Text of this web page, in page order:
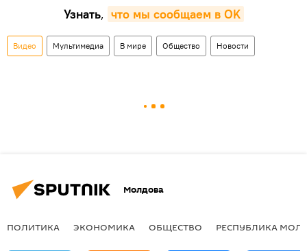
Узнать, что мы сообщаем в OK
Видео Мультимедиа В мире Общество Новости
Молдова
ПОЛИТИКА ЭКОНОМИКА ОБЩЕСТВО РЕСПУБЛИКА